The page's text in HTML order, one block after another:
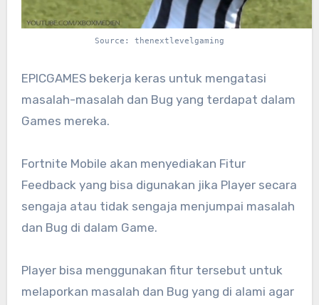
Source: thenextlevelgaming
EPICGAMES bekerja keras untuk mengatasi
masalah-masalah dan Bug yang terdapat dalam
Games mereka.
Fortnite Mobile akan menyediakan Fitur
Feedback yang bisa digunakan jika Player secara
sengaja atau tidak sengaja menjumpai masalah
dan Bug di dalam Game.
Player bisa menggunakan fitur tersebut untuk
melaporkan masalah dan Bug yang di alami agar